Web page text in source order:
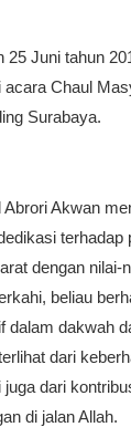
25 Juni tahun
Chaul
Surabaya.
Akwan
terhadap
dengan nilai-
beliau
dalam dakwah
dari
dari
di jalan Allah.